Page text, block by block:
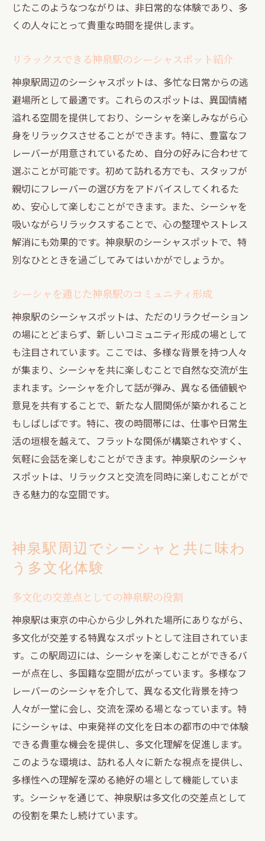
じたこのようなつながりは、非日常的な体験であり、多
くの人々にとって貴重な時間を提供します。
リラックスできる神泉駅のシーシャスポット紹介
神泉駅周辺のシーシャスポットは、多忙な日常からの逃
避場所として最適です。これらのスポットは、異国情緒
溢れる空間を提供しており、シーシャを楽しみながら心
身をリラックスさせることができます。特に、豊富なフ
レーバーが用意されているため、自分の好みに合わせて
選ぶことが可能です。初めて訪れる方でも、スタッフが
親切にフレーバーの選び方をアドバイスしてくれるた
め、安心して楽しむことができます。また、シーシャを
吸いながらリラックスすることで、心の整理やストレス
解消にも効果的です。神泉駅のシーシャスポットで、特
別なひとときを過ごしてみてはいかがでしょうか。
シーシャを通じた神泉駅のコミュニティ形成
神泉駅のシーシャスポットは、ただのリラクゼーション
の場にとどまらず、新しいコミュニティ形成の場として
も注目されています。ここでは、多様な背景を持つ人々
が集まり、シーシャを共に楽しむことで自然な交流が生
まれます。シーシャを介して話が弾み、異なる価値観や
意見を共有することで、新たな人間関係が築かれること
もしばしばです。特に、夜の時間帯には、仕事や日常生
活の垣根を越えて、フラットな関係が構築されやすく、
気軽に会話を楽しむことができます。神泉駅のシーシャ
スポットは、リラックスと交流を同時に楽しむことがで
きる魅力的な空間です。
神泉駅周辺でシーシャと共に味わ
う多文化体験
多文化の交差点としての神泉駅の役割
神泉駅は東京の中心から少し外れた場所にありながら、
多文化が交差する特異なスポットとして注目されていま
す。この駅周辺には、シーシャを楽しむことができるバ
ーが点在し、多国籍な空間が広がっています。多様なフ
レーバーのシーシャを介して、異なる文化背景を持つ
人々が一堂に会し、交流を深める場となっています。特
にシーシャは、中東発祥の文化を日本の都市の中で体験
できる貴重な機会を提供し、多文化理解を促進します。
このような環境は、訪れる人々に新たな視点を提供し、
多様性への理解を深める絶好の場として機能していま
す。シーシャを通じて、神泉駅は多文化の交差点として
の役割を果たし続けています。